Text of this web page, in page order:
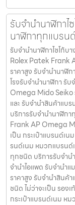
รับจำนำนาฬิกาไ
นาฬิกาทุกแบรน
รับจำนำนาฬิกาไซโก้บ
Rolex Patek Frank
ราคาสูง รับจำนำนาฬิก
โรงรับจำนำนาฬิกา รั
Omega Mido Seiko
และ รับจำนำสินค้าแบ
บริการรับจำนำนาฬิกา
Frank AP Omega
เป็น กระเป๋าแบรนด์เ
รนด์เนม หมวกแบรนด์
ทุกชนิด บริการรับจำน
จำนำไอแพด รับจำนำ
ราคาสูง รับจำนำสินค้
ชนิด ไม่ว่าจะเป็น รอง
กระเป๋าแบรนด์เนม ห